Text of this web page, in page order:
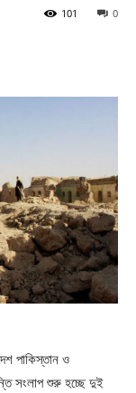
0
101
পাকিস্তান ও
সংলাপ শুরু হচ্ছে দুই